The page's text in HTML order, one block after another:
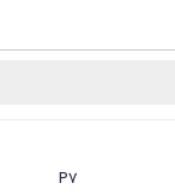
P7